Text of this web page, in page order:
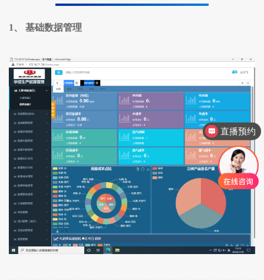
1、 基础数据管理
直播预约
产品售后服务